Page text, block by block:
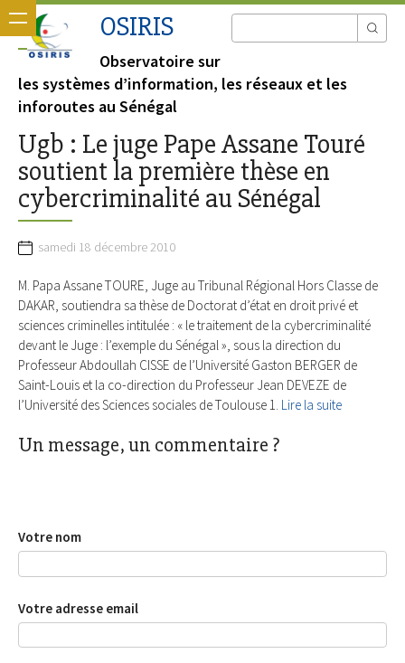
OSIRIS
Observatoire sur
les systèmes d’information, les réseaux et les
inforoutes au Sénégal
Ugb : Le juge Pape Assane Touré
soutient la première thèse en
cybercriminalité au Sénégal
samedi 18 décembre 2010
M. Papa Assane TOURE, Juge au Tribunal Régional Hors Classe de
DAKAR, soutiendra sa thèse de Doctorat d’état en droit privé et
sciences criminelles intitulée : « le traitement de la cybercriminalité
devant le Juge : l’exemple du Sénégal », sous la direction du
Professeur Abdoullah CISSE de l’Université Gaston BERGER de
Saint-Louis et la co-direction du Professeur Jean DEVEZE de
l’Université des Sciences sociales de Toulouse 1. Lire la suite
Un message, un commentaire ?
Votre nom
Votre adresse email